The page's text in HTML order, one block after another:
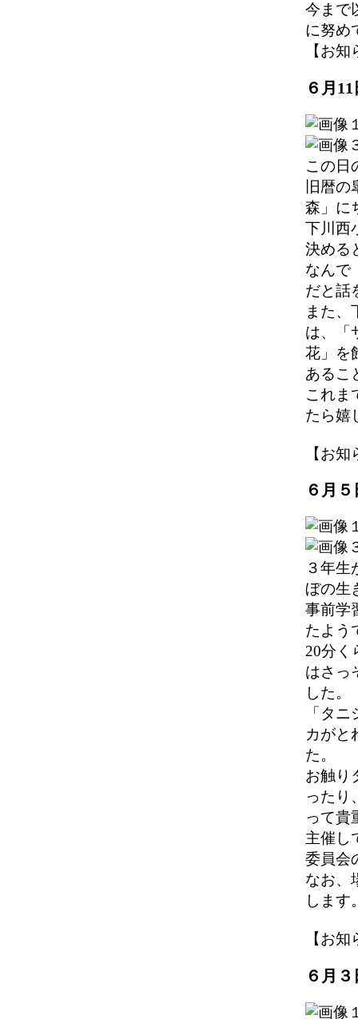
今まで
に努め
【お
６月
この日
旧暦
森」に
下川西
決める
なんで
だと話
また、
は、「
花」を
あるこ
これま
たら嬉
【お
６月
３年生
ぼの生
事前学
たよう
20分く
はさっ
した。
「タ
カがと
た。
お触り
ったり
って貴
主催し
委員会
なお、
します
【お
６月